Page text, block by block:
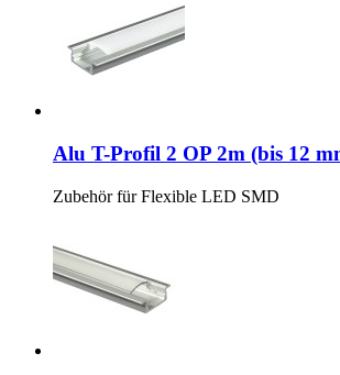
Alu T-Profil 2 OP 2m (bis 12
Zubehör für Flexible LED SMD